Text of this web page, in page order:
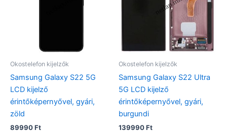
Okostelefon kijelzők
Samsung Galaxy S22 5G
LCD kijelző
érintőképernyővel, gyári,
zöld
89990Ft
Okostelefon kijelzők
Samsung Galaxy S22 Ultra
5G LCD kijelző
érintőképernyővel, gyári,
burgundi
139990Ft